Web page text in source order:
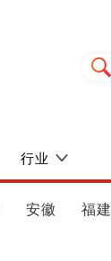
行业
安徽 福建